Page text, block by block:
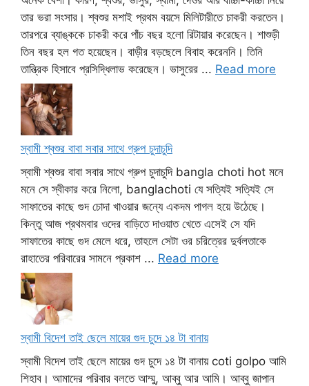
তার ভরা সংসার। শ্বশুর মশাই প্রথম বয়সে মিলিটারীতে চাকরী করতেন।
তারপরে ব্যাঙ্ককে চাকরী করে পাঁচ বছর হলো রিটায়ার করেছেন। শাশুড়ী
তিন বছর হল গত হয়েছেন। বাড়ীর বড়ছেলে বিবাহ করেননি। তিনি
তান্ত্রিক হিসাবে প্রসিদ্ধিলাভ করেছেন। ভাসুরের ... Read more
স্বামী শ্বশুর বাবা সবার সাথে গ্রুপ চুদাচুদি
স্বামী শ্বশুর বাবা সবার সাথে গ্রুপ চুদাচুদি bangla choti hot মনে
মনে সে স্বীকার করে নিলো, banglachoti যে সত্যিই সত্যিই সে
সাফাতের কাছে গুদ চোদা খাওয়ার জন্যে একদম পাগল হয়ে উঠেছে।
কিন্তু আজ প্রথমবার ওদের বাড়িতে দাওয়াত খেতে এসেই সে যদি
সাফাতের কাছে গুদ মেলে ধরে, তাহলে সেটা ওর চরিত্রের দুর্বলতাকে
রাহাতের পরিবারের সামনে প্রকাশ ... Read more
স্বামী বিদেশ তাই ছেলে মায়ের গুদ চুদে ১৪ টা বানায়
স্বামী বিদেশ তাই ছেলে মায়ের গুদ চুদে ১৪ টা বানায় coti golpo আমি
শিহাব। আমাদের পরিবার বলতে আম্মু, আব্বু আর আমি। আব্বু জাপান